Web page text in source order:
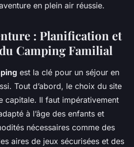
en plein air réussie.
: Planification et
Camping Familial
est la clé pour un séjour en
Tout d’abord, le choix du site
capitale. Il faut impérativement
à l’âge des enfants et
nécessaires comme des
aires de jeux sécurisées et des